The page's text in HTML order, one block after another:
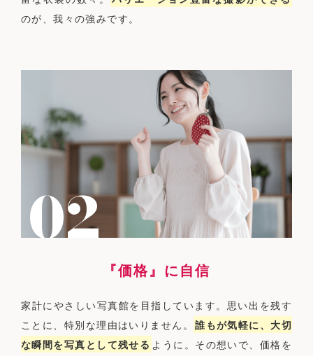
のが、我々の強みです。
『価格』に自信
家計にやさしい写真館を目指しています。思い出を残す
ことに、特別な理由はいりません。 誰もが気軽に、大切
な瞬間を写真として残せる ように。その想いで、価格を